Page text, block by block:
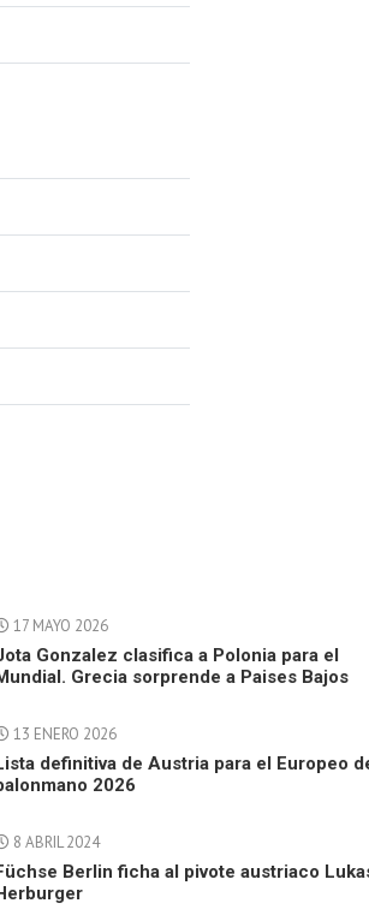
17 MAYO 2026
Gonzalez clasifica a Polonia para el
Grecia sorprende a Paises Bajos
13 ENERO 2026
definitiva de Austria para el Europeo
2026
8 ABRIL 2024
Berlin ficha al pivote austriaco